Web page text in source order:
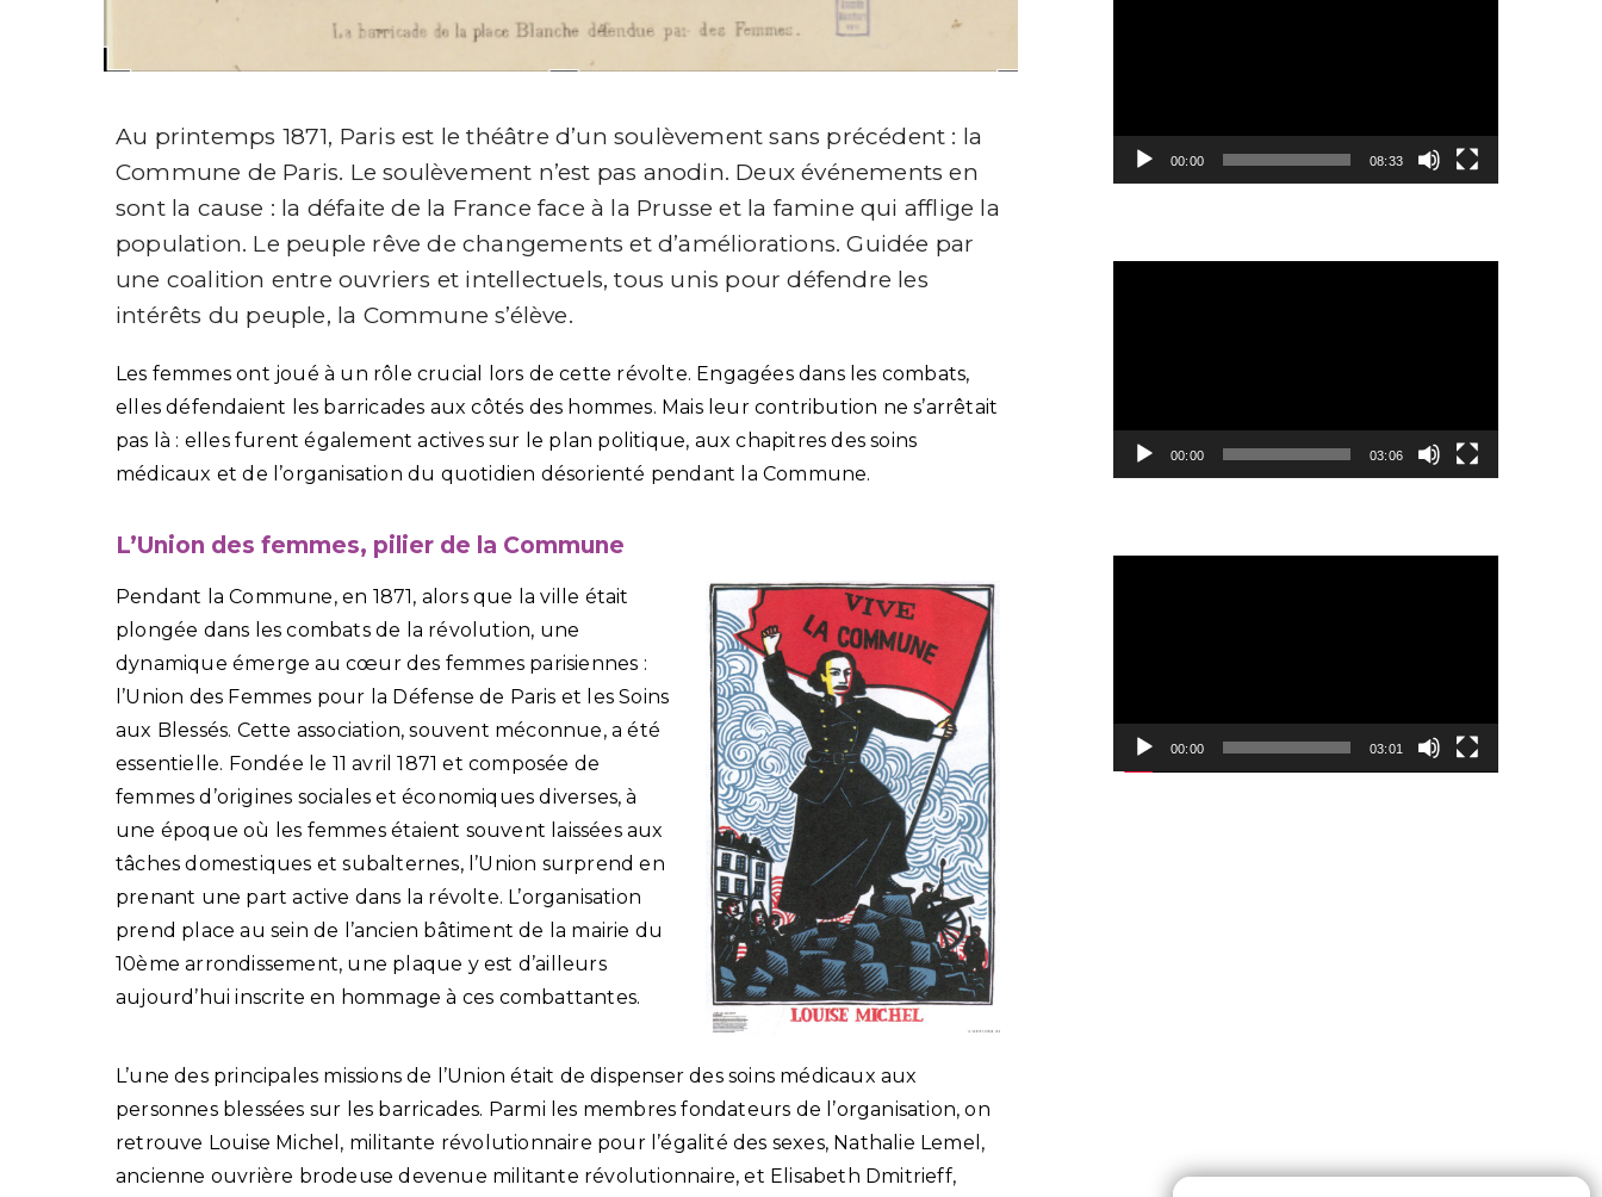
Au printemps 1871, Paris est le théâtre d’un soulèvement sans précédent : la
Commune de Paris. Le soulèvement n’est pas anodin. Deux événements en
sont la cause : la défaite de la France face à la Prusse et la famine qui afflige la
population. Le peuple rêve de changements et d’améliorations. Guidée par
une coalition entre ouvriers et intellectuels, tous unis pour défendre les
intérêts du peuple, la Commune s’élève.
Les femmes ont joué à un rôle crucial lors de cette révolte. Engagées dans les combats,
elles défendaient les barricades aux côtés des hommes. Mais leur contribution ne s’arrêtait
pas là : elles furent également actives sur le plan politique, aux chapitres des soins
médicaux et de l’organisation du quotidien désorienté pendant la Commune.
L’Union des femmes, pilier de la Commune
Pendant la Commune, en 1871, alors que la ville était
plongée dans les combats de la révolution, une
dynamique émerge au cœur des femmes parisiennes :
l’Union des Femmes pour la Défense de Paris et les Soins
aux Blessés. Cette association, souvent méconnue, a été
essentielle. Fondée le 11 avril 1871 et composée de
femmes d’origines sociales et économiques diverses, à
une époque où les femmes étaient souvent laissées aux
tâches domestiques et subalternes, l’Union surprend en
prenant une part active dans la révolte. L’organisation
prend place au sein de l’ancien bâtiment de la mairie du
10ème arrondissement, une plaque y est d’ailleurs
aujourd’hui inscrite en hommage à ces combattantes.
L’une des principales missions de l’Union était de dispenser des soins médicaux aux
personnes blessées sur les barricades. Parmi les membres fondateurs de l’organisation, on
retrouve Louise Michel, militante révolutionnaire pour l’égalité des sexes, Nathalie Lemel,
ancienne ouvrière brodeuse devenue militante révolutionnaire, et Elisabeth Dmitrieff,
00:00 08:33
00:00 03:06
00:00 03:01